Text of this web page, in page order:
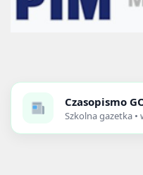
Czasopismo
Szkolna gazetka